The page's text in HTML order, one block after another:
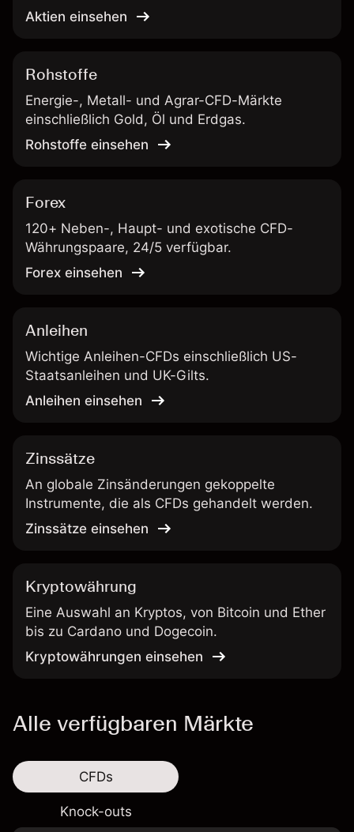
Aktien einsehen
Rohstoffe
Energie-, Metall- und Agrar-CFD-Märkte
einschließlich Gold, Öl und Erdgas.
Rohstoffe einsehen
Forex
120+ Neben-, Haupt- und exotische CFD-
Währungspaare, 24/5 verfügbar.
Forex einsehen
Anleihen
Wichtige Anleihen-CFDs einschließlich US-
Staatsanleihen und UK-Gilts.
Anleihen einsehen
Zinssätze
An globale Zinsänderungen gekoppelte
Instrumente, die als CFDs gehandelt werden.
Zinssätze einsehen
Kryptowährung
Eine Auswahl an Kryptos, von Bitcoin und Ether
bis zu Cardano und Dogecoin.
Kryptowährungen einsehen
Alle verfügbaren Märkte
CFDs
Knock-outs